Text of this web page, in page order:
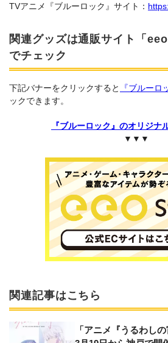
TVアニメ『ブルーロック』サイト：
関連グッズは通販サイト「
でチェック
下記バナーをクリックすると 『ブルーロ
ックできます。
『ブルーロック』のオリジナ
▼▼▼
関連記事はこちら
「アニメ『うるわし